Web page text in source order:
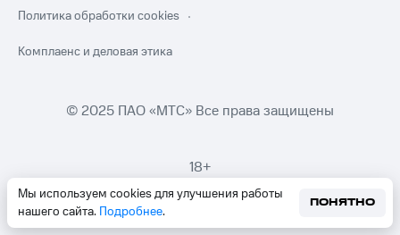
Мы используем cookies для улучшения работы
нашего сайта. Подробнее.
ПОНЯТНО
Политика обработки cookies
Комплаенс и деловая этика
© 2025 ПАО «МТС» Все права защищены
18+